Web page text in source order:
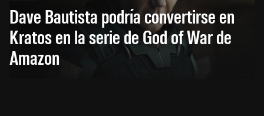
Dave Bautista podría convertirse en
Kratos en la serie de God of War de
Amazon